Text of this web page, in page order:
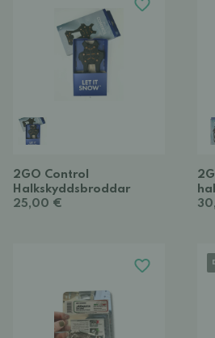
2GO Control
Halkskyddsbroddar
25,00 €